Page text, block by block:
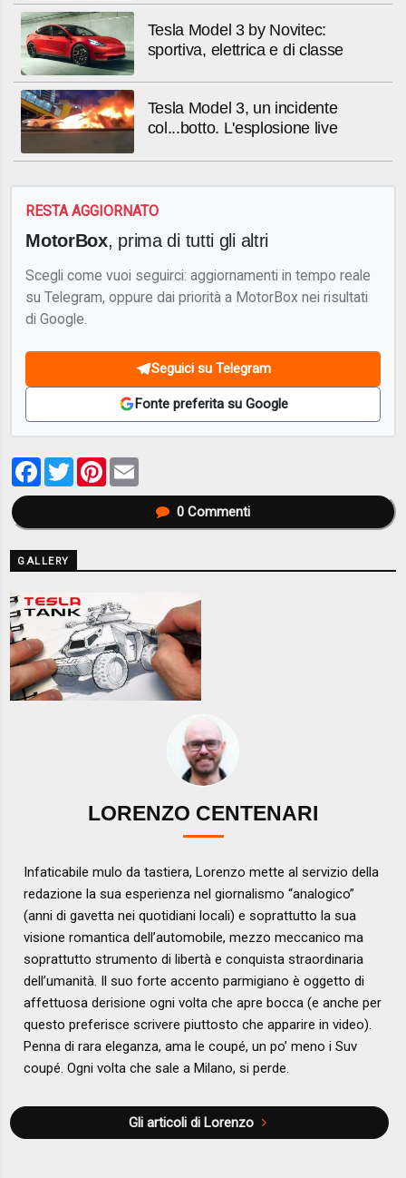
Tesla Model 3 by Novitec:
sportiva, elettrica e di classe
Tesla Model 3, un incidente
col...botto. L'esplosione live
RESTA AGGIORNATO
MotorBox, prima di tutti gli altri
Scegli come vuoi seguirci: aggiornamenti in tempo reale
su Telegram, oppure dai priorità a MotorBox nei risultati
di Google.
Seguici su Telegram
Fonte preferita su Google
Facebook
TwitterPinterest
0Commenti
GALLERY
LORENZO CENTENARI
Infaticabile mulo da tastiera, Lorenzo mette al servizio della
redazione la sua esperienza nel giornalismo “analogico”
(anni di gavetta nei quotidiani locali) e soprattutto la sua
visione romantica dell’automobile, mezzo meccanico ma
soprattutto strumento di libertà e conquista straordinaria
dell’umanità. Il suo forte accento parmigiano è oggetto di
affettuosa derisione ogni volta che apre bocca (e anche per
questo preferisce scrivere piuttosto che apparire in video).
Penna di rara eleganza, ama le coupé, un po’ meno i Suv
coupé. Ogni volta che sale a Milano, si perde.
Gli articoli di Lorenzo